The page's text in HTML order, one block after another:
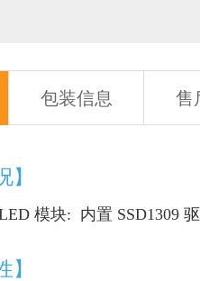
包装信息 售
】
模块: 内置 SSD1309
】